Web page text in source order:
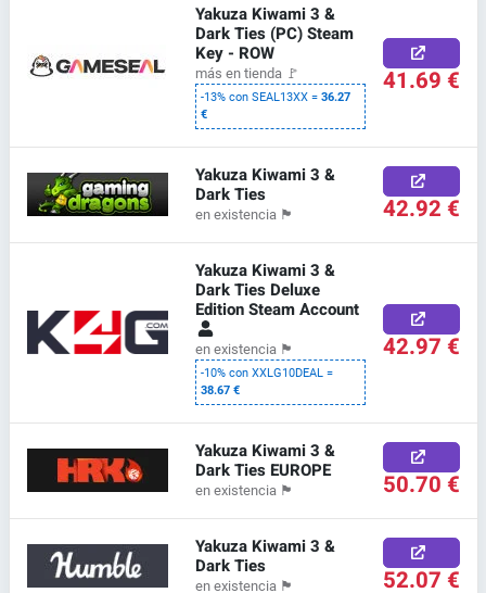
Yakuza Kiwami 3 &
Dark Ties (PC) Steam
Key - ROW
más en tienda 🚩
-13% con SEAL13XX =36.27
€
41.69 €
Yakuza Kiwami 3 &
Dark Ties
en existencia 🏴 42.92 €
Yakuza Kiwami 3 &
Dark Ties Deluxe
Edition Steam Account
en existencia 🏴
-10% con XXLG10DEAL =
38.67 €
42.97 €
Yakuza Kiwami 3 &
Dark Ties EUROPE
en existencia 🏴 50.70 €
Yakuza Kiwami 3 &
Dark Ties
en existencia 🏴 52.07 €